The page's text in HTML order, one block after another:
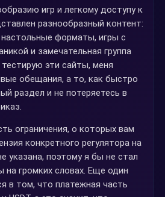
игр и легкому доступу к
разнообразный контент:
форматы, игры с
и замечательная группа
эти сайты, меня
обещания, а то, как быстро
раздел и не потеряетесь в
ограничения, о которых вам
конкретного регулятора на
указана, поэтому я бы не стал
громких словах. Еще один
в том, что платежная часть